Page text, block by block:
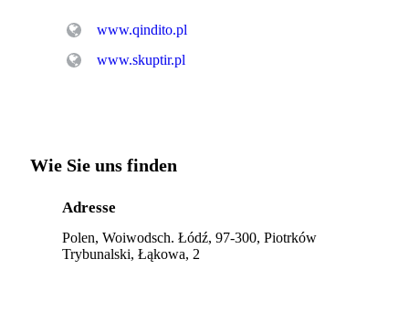
www.qindito.pl
www.skuptir.pl
Wie Sie uns finden
Adresse
Polen, Woiwodsch. Łódź, 97-300, Piotrków
Trybunalski, Łąkowa, 2